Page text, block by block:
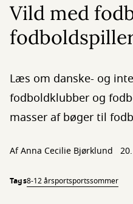
Vild med
Læs om danske- og
fodboldklubber og
masser af bøger til
AfAnna Cecilie Bjørklund
Tags8-12 årsportsportssommer